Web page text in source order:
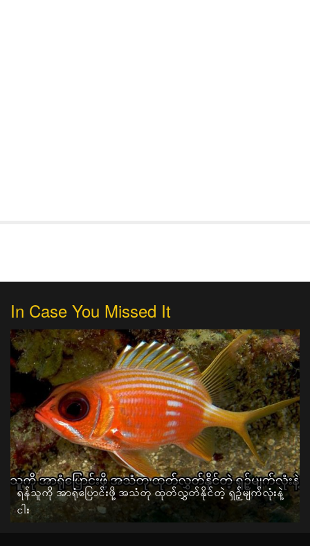
In Case You Missed It
ရန်သူကို အာရုံပြောင်းဖို့ အသံတု ထုတ်လွှတ်နိုင်တဲ့ ရှဉ့်မျက်လုံးနဲ့
ငါး